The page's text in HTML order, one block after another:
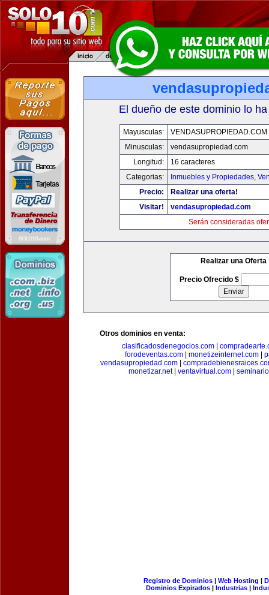
El dueño de este dominio lo
Mayusculas:
VENDASUPROPIEDAD.COM
Minusculas:
vendasupropiedad.com
Longitud:
16 caracteres
Categorias:
Inmuebles y Propiedades,
Precio:
Realizar una oferta!
Visitar!
vendasupropiedad.com
Serán consideradas
Realizar una Oferta
Precio Ofrecido $
Otros dominios en venta:
clasificadosdenegocios.com|
forodeventas.com| monetizeinternet.com|
vendasupropiedad.com
monetizar.net| ventavirtual.com
Registro de Dominios| Web Hosting |
Dominios Expirados | Industrias |